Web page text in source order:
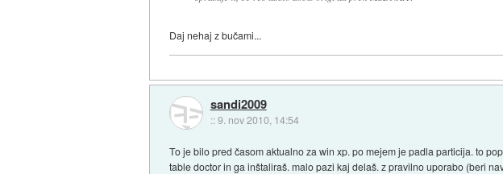
Daj nehaj z bučami...
sandi2009
::9. nov 2010, 14:54
To je bilo pred časom aktualno za win xp. po mejem je padla particija. to
table doctor in ga inštaliraš. malo pazi kaj delaš. z pravilno uporabo (beri